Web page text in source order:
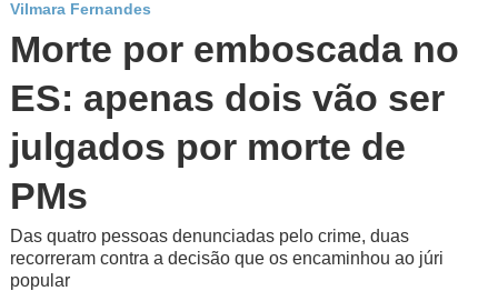
Vilmara Fernandes
Morte por emboscada no
ES: apenas dois vão ser
julgados por morte de
PMs
Das quatro pessoas denunciadas pelo crime, duas
recorreram contra a decisão que os encaminhou ao júri
popular